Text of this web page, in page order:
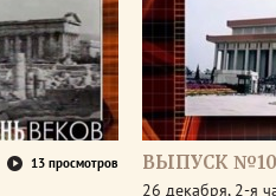
13 просмотров ВЫПУСК
26 декабря, 2-я